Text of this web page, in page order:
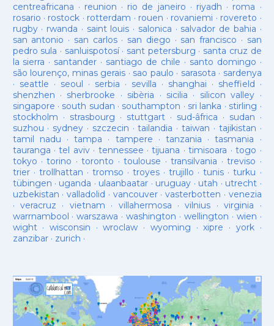
centreafricana · reunion · rio de janeiro · riyadh · roma ·
rosario · rostock · rotterdam · rouen · rovaniemi · rovereto ·
rugby· rwanda · saint louis · salonica · salvador de bahia ·
san antonio · san carlos· san diego · san francisco · san
pedro sula · sanluispotosí· sant petersburg · santa cruz de
la sierra · santander · santiago de chile · santo domingo ·
são lourenço, minas gerais · sao paulo · sarasota · sardenya
· seattle · seoul · serbia · sevilla · shanghai · sheffield ·
shenzhen · sherbrooke · sibèria · sicilia · silicon valley ·
singapore · south sudan · southampton · sri lanka · stirling ·
stockholm · strasbourg · stuttgart· sud-âfrica · sudan ·
suzhou · sydney · szczecin ·tailandia ·taiwan · tajikistan ·
tamil nadu ·tampa · tampere · tanzania ·tasmania ·
tauranga ·tel aviv· tennessee ·tijuana ·timisoara ·togo ·
tokyo ·torino ·toronto ·toulouse ·transilvania ·treviso ·
trier· trollhattan · tromso · troyes·trujillo ·tunis ·turku ·
tübingen · uganda · ulaanbaatar · uruguay · utah · utrecht ·
uzbekistan · valladolid · vancouver· vasterbotten · venezia
· veracruz · vietnam · villahermosa ·vilnius ·virginia ·
warrnambool ·warszawa ·washington · wellington · wien ·
wight· wisconsin ·wroclaw · wyoming ·xipre · york·
zanzibar· zurich ·